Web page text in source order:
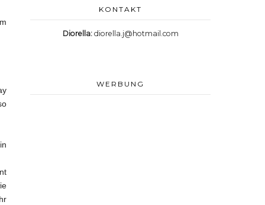
KONTAKT
Diorella: diorella.j@hotmail.com
WERBUNG